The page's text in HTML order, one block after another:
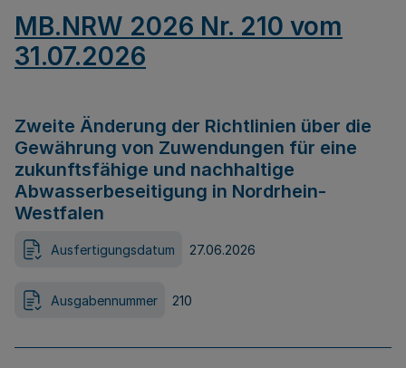
MB.NRW 2026 Nr. 210 vom
31.07.2026
Zweite Änderung der Richtlinien über die
Gewährung von Zuwendungen für eine
zukunftsfähige und nachhaltige
Abwasserbeseitigung in Nordrhein-
Westfalen
Ausfertigungsdatum 27.06.2026
Ausgabennummer 210